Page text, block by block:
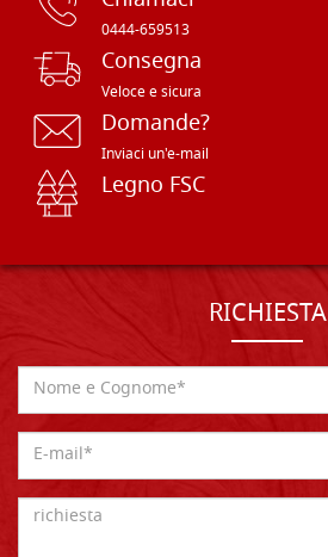
0444-659513
Consegna
Veloce e sicura
Domande?
Inviaci un'e-mail
Legno FSC
RICHIESTA